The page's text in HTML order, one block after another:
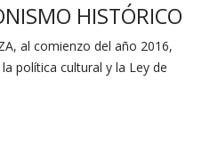
HISTÓRICO
al comienzo del año 2016,
política cultural y la Ley de